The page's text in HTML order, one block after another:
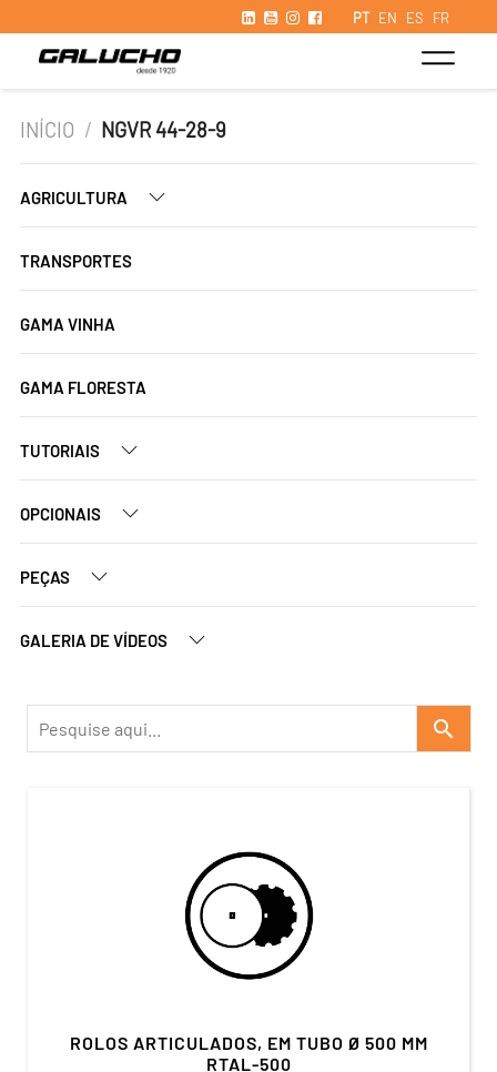
PT EN ES FR
INÍCIO / NGVR 44-28-9
AGRICULTURA
TRANSPORTES
GAMA VINHA
GAMA FLORESTA
TUTORIAIS
OPCIONAIS
PEÇAS
GALERIA DE VÍDEOS
search
ROLOS ARTICULADOS, EM TUBO Ø 500 MM
RTAL-500